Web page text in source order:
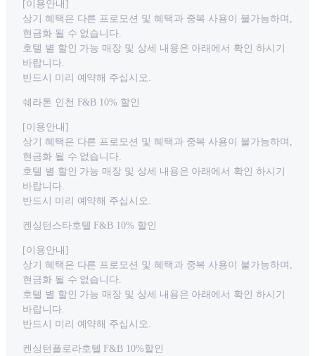
[이용안내]
상기 혜택은 다른 프로모션 및 혜택과 중복 사용이 불가능하며,
현금화 될 수 없습니다.
호텔 별 할인 가능 매장 및 상세 내용은 아래에서 확인 하시기
바랍니다.
반드시 미리 예약해 주십시오.
쉐라톤 인천 F&B 10% 할인
[이용안내]
상기 혜택은 다른 프로모션 및 혜택과 중복 사용이 불가능하며,
현금화 될 수 없습니다.
호텔 별 할인 가능 매장 및 상세 내용은 아래에서 확인 하시기
바랍니다.
반드시 미리 예약해 주십시오.
켄싱턴스타호텔 F&B 10% 할인
[이용안내]
상기 혜택은 다른 프로모션 및 혜택과 중복 사용이 불가능하며,
현금화 될 수 없습니다.
호텔 별 할인 가능 매장 및 상세 내용은 아래에서 확인 하시기
바랍니다.
반드시 미리 예약해 주십시오.
켄싱턴플로라호텔 F&B 10%할인